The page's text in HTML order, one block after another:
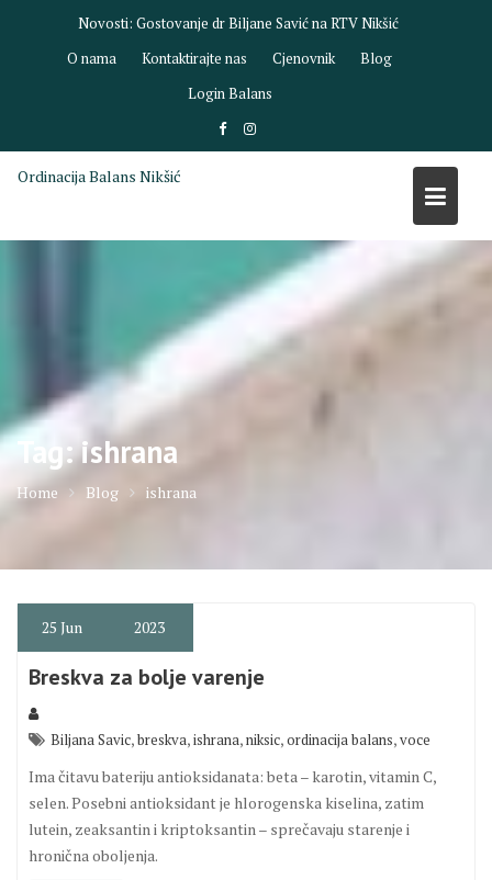
Novosti: Gostovanje dr Biljane Savić na RTV Nikšić
O nama
Kontaktirajte nas Cjenovnik
Blog
Login Balans
Ordinacija Balans Nikšić
Tag:ishrana
Home Blog ishrana
25 Jun 2023
Breskva za bolje varenje
Biljana Savic,breskva,ishrana,niksic,ordinacija balans,voce
Ima čitavu bateriju antioksidanata: beta – karotin, vitamin C,
selen. Posebni antioksidant je hlorogenska kiselina, zatim
lutein, zeaksantin i kriptoksantin – sprečavaju starenje i
hronična oboljenja.